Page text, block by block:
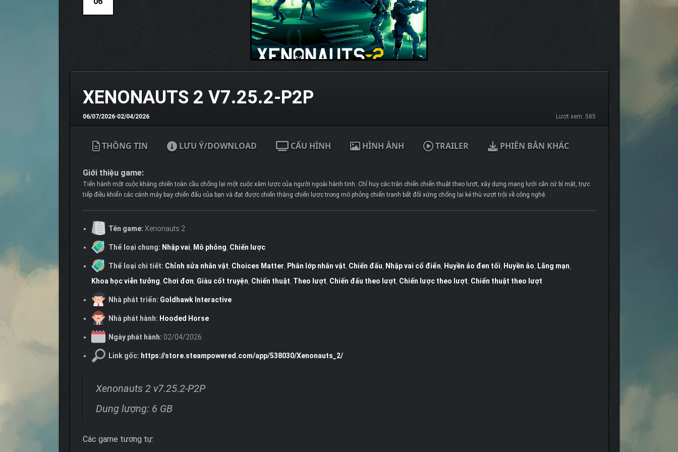
XENONAUTS 2 V7.25.2-P2P
06/07/2026•02/04/2026 Lượt xem: 585
THÔNG TIN LƯU Ý/DOWNLOAD CẤU HÌNH HÌNH ẢNH TRAILER PHIÊN BẢN KHÁC
Giới thiệu game:
Tiến hành một cuộc kháng chiến toàn cầu chống lại một cuộc xâm lược của người ngoài hành tinh. Chỉ huy các trận chiến chiến thuật theo lượt, xây dựng mạng lưới căn cứ bí mật, trực
tiếp điều khiển các cánh máy bay chiến đấu của bạn và đạt được chiến thắng chiến lược trong mô phỏng chiến tranh bất đối xứng chống lại kẻ thù vượt trội về công nghệ.
Tên game: Xenonauts 2
Thể loại chung: Nhập vai Mô phỏng Chiến lược
Thể loại chi tiết: Chỉnh sửa nhân vật Choices Matter Phân lớp nhân vật Chiến đấu Nhập vai cổ điển Huyền ảo đen tối Huyền ảo Lãng mạn
Khoa học viễn tưởng Chơi đơn Giàu cốt truyện Chiến thuật Theo lượt Chiến đấu theo lượt Chiến lược theo lượt Chiến thuật theo lượt
Nhà phát triển: Goldhawk Interactive
Nhà phát hành: Hooded Horse
Ngày phát hành: 02/04/2026
Link gốc: https://store.steampowered.com/app/538030/Xenonauts_2/
Xenonauts 2 v7.25.2-P2P
Dung lượng: 6 GB
Các game tương tự: